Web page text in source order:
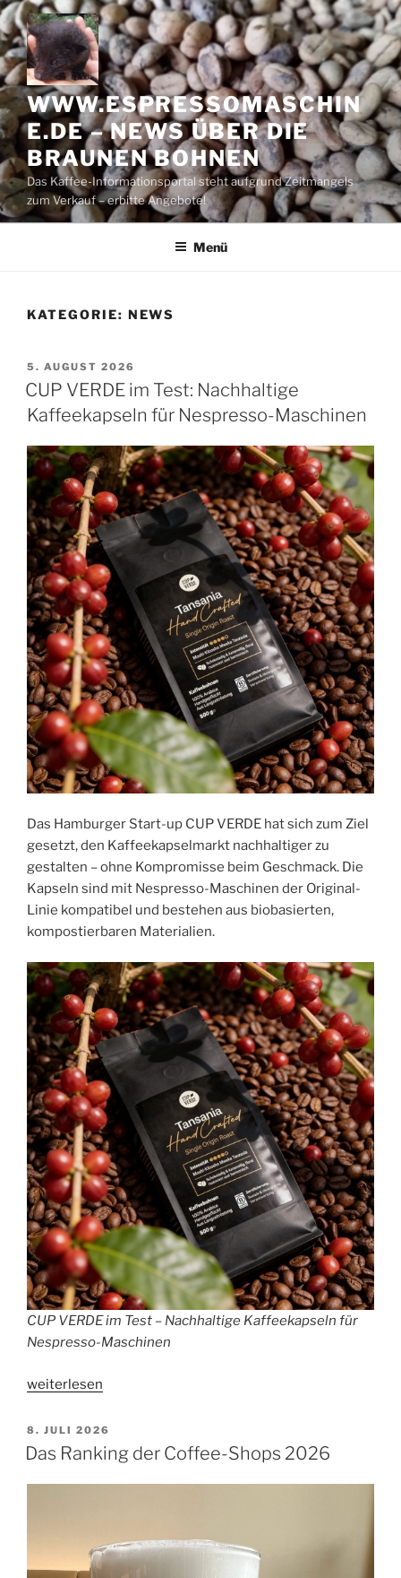
Zum
Inhalt
springen
WWW.ESPRESSOMASCHIN
E.DE – NEWS ÜBER DIE
BRAUNEN BOHNEN
Das Kaffee-Informationsportal steht aufgrund Zeitmangels
zum Verkauf – erbitte Angebote!
Menü
KATEGORIE: NEWS
VERÖFFENTLICHT
AM
5. AUGUST 2026
CUP VERDE im Test: Nachhaltige
Kaffeekapseln für Nespresso-Maschinen
Das Hamburger Start-up CUP VERDE hat sich zum Ziel
gesetzt, den Kaffeekapselmarkt nachhaltiger zu
gestalten – ohne Kompromisse beim Geschmack. Die
Kapseln sind mit Nespresso-Maschinen der Original-
Linie kompatibel und bestehen aus biobasierten,
kompostierbaren Materialien.
CUP VERDE im Test – Nachhaltige Kaffeekapseln für
Nespresso-Maschinen
„CUP
im
Test:
Maschinen“
weiterlesen
VERÖFFENTLICHT
AM
8. JULI 2026
Das Ranking der Coffee-Shops 2026